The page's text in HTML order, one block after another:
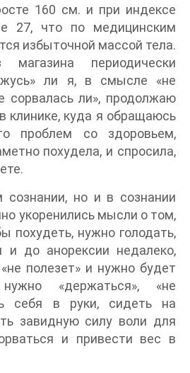
160 см. и при индексе
27, что по медицинским
избыточной массой тела.
периодически
ли я, в смысле «не
сорвалась ли», продолжаю
клинике, куда я обращаюсь
проблем со здоровьем,
похудела, и спросила,
но и в сознании
укоренились мысли о том,
похудеть, нужно голодать,
до анорексии недалеко,
полезет» и нужно будет
«держаться», «не
себя в руки, сидеть на
завидную силу воли для
и привести вес в